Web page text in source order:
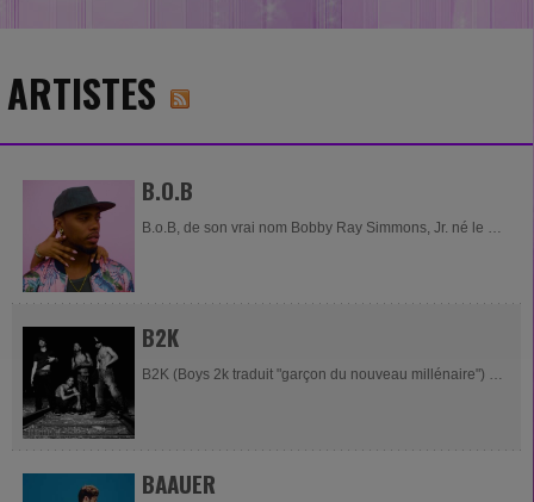
ARTISTES
B.O.B
B.o.B, de son vrai nom Bobby Ray Simmons, Jr. né le 15
B2K
B2K (Boys 2k traduit "garçon du nouveau millénaire") est
BAAUER